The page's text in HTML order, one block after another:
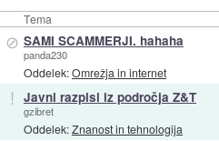
Tema
⊘ SAMI SCAMMERJI. hahaha
panda230
Oddelek:Omrežja in internet
! Javni razpisi iz področja Z&T
gzibret
Oddelek:Znanost in tehnologija